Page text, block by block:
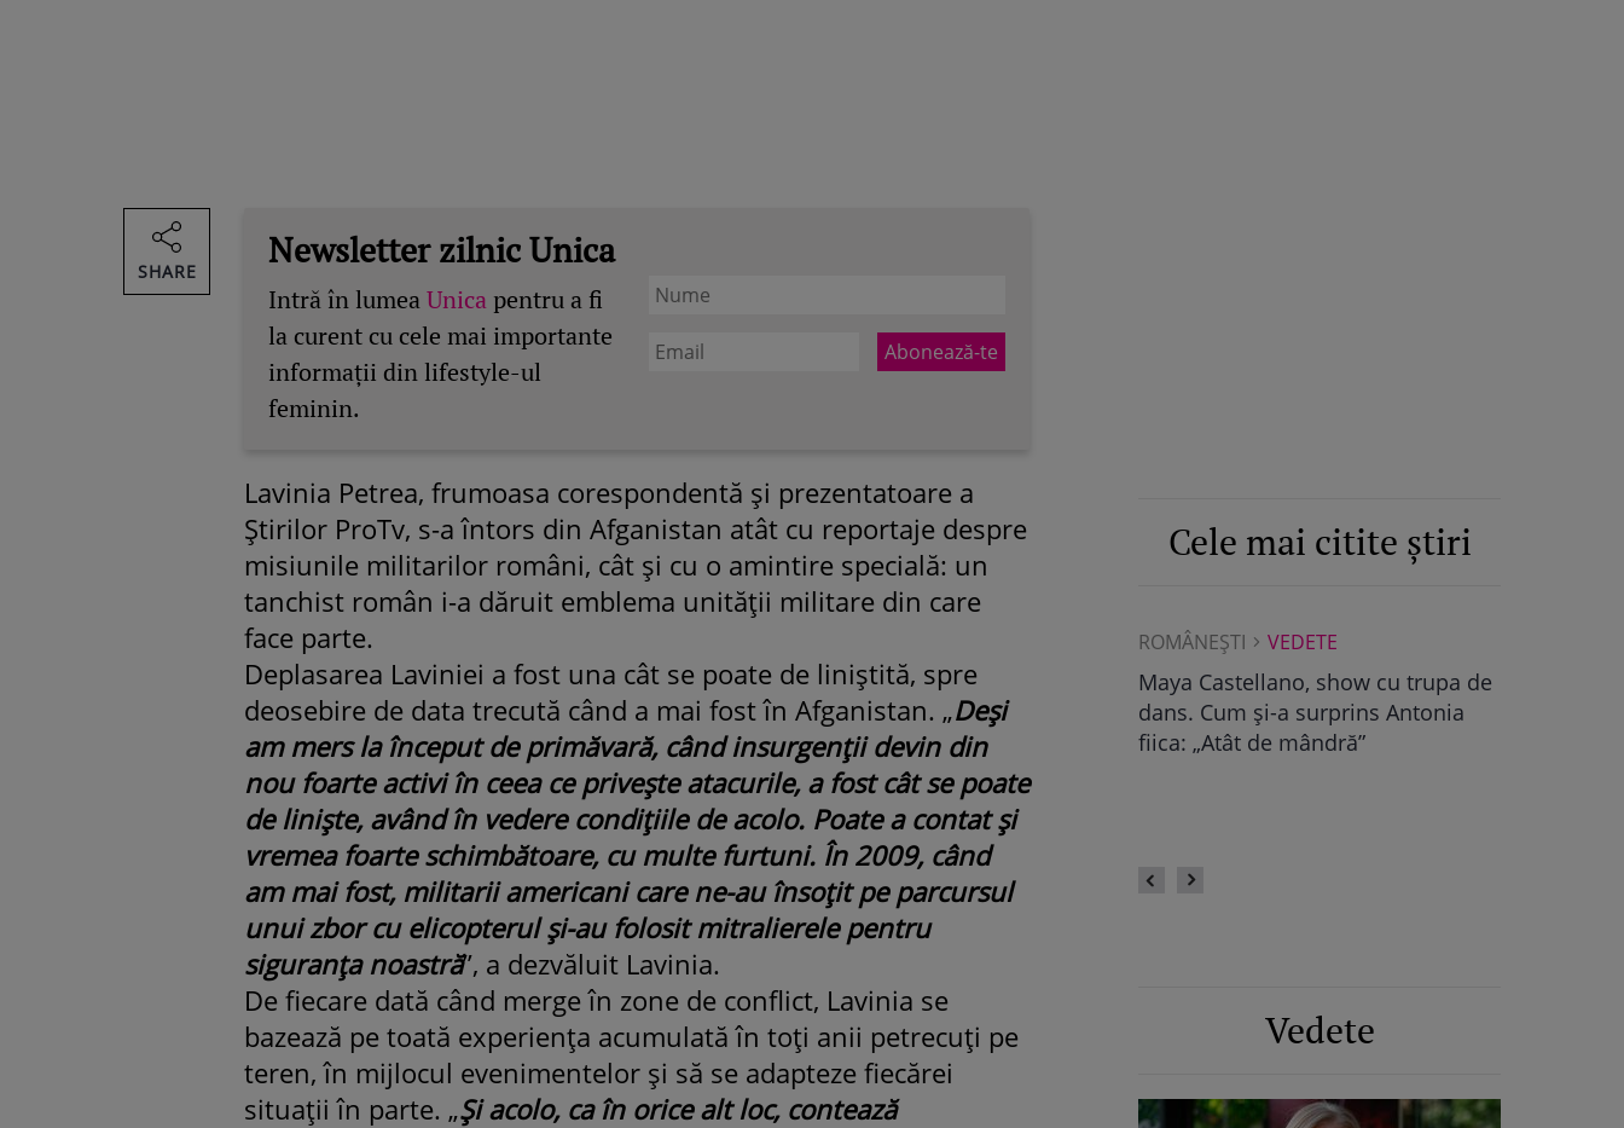
Newsletter zilnic Unica
Intră în lumeaUnica pentru a fi
la curent cu cele mai importante
informații din lifestyle-ul
feminin.
Lavinia Petrea, frumoasa corespondentă şi prezentatoare a
Ştirilor ProTv, s-a întors din Afganistan atât cu reportaje despre
misiunile militarilor români, cât şi cu o amintire specială: un
tanchist român i-a dăruit emblema unităţii militare din care
face parte.
Deplasarea Laviniei a fost una cât se poate de liniştită, spre
deosebire de data trecută când a mai fost în Afganistan. „Deşi
am mers la început de primăvară, când insurgenţii devin din
nou foarte activi în ceea ce priveşte atacurile, a fost cât se poate
de linişte, având în vedere condiţiile de acolo. Poate a contat şi
vremea foarte schimbătoare, cu multe furtuni. În 2009, când
am mai fost, militarii americani care ne-au însoţit pe parcursul
unui zbor cu elicopterul şi-au folosit mitralierele pentru
siguranţa noastră”, a dezvăluit Lavinia.
De fiecare dată când merge în zone de conflict, Lavinia se
bazează pe toată experienţa acumulată în toţi anii petrecuţi pe
teren, în mijlocul evenimentelor şi să se adapteze fiecărei
situaţii în parte. „Şi acolo, ca în orice alt loc, contează
SHARE
Cele mai citite știri
Fiica Iuliei Albu și a lui Mihai Albu a
strălucit la banchet. Mikaela a
purtat o rochie creată de celebra
mamă și i-a împrumutat pantofii
Valentino: „M-am simțit ca o
prințesă”
ROMÂNEŞTI VEDETE
Maya Castellano, show cu trupa de
dans. Cum și-a surprins Antonia
fiica: „Atât de mândră”
Vedete